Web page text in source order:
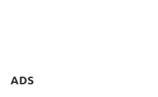
ADS